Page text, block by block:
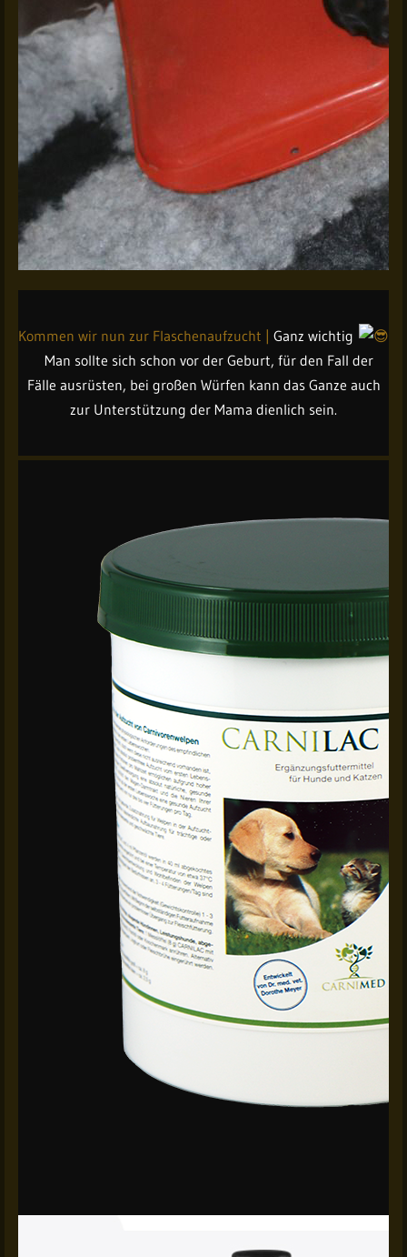
Kommen wir nun zur Flaschenaufzucht | Ganz wichtig
Man sollte sich schon vor der Geburt, für den Fall der
Fälle ausrüsten, bei großen Würfen kann das Ganze auch
zur Unterstützung der Mama dienlich sein.